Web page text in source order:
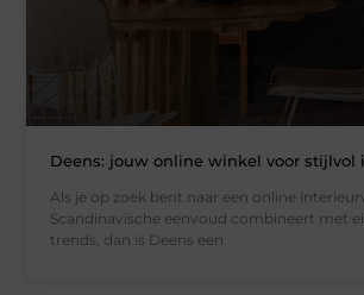
Deens: jouw online winkel voor stijlvol
Als je op zoek bent naar een online
Scandinavische eenvoud combineert met
trends, dan is Deens een